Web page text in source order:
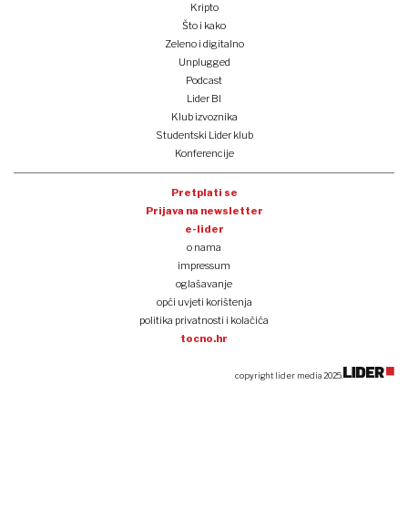
Kripto
Što i kako
Zeleno i digitalno
Unplugged
Podcast
Lider BI
Klub izvoznika
Studentski Lider klub
Konferencije
Pretplati se
Prijava na newsletter
e-lider
o nama
impressum
oglašavanje
opći uvjeti korištenja
politika privatnosti i kolačića
tocno.hr
copyright lider media 2025.